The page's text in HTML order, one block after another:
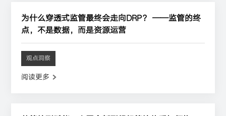
为什么穿透式监管最终会走向DRP？ ——监管的终
点，不是数据，而是资源运营
观点洞察
阅读更多